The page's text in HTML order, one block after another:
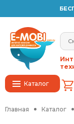
Каталог
Главная Каталог